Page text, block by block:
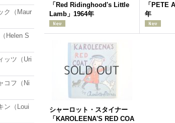
ク（Maur
Helen S
ッツ（Uri
コフ（Ni
ン（Loui
「Red Ridinghood's Little
Lamb」1964年
「PETE
年
シャーロット・スタイナー
「KAROLEENA'S RED COA